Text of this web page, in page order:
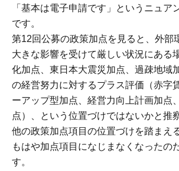
「基本は電子申請です」というニュア
です。
第12回公募の政策加点を見ると、外部
大きな影響を受けて厳しい状況にある
化加点、東日本大震災加点、過疎地域
の経営努力に対するプラス評価（赤字
ーアップ型加点、経営力向上計画加点
点）、という位置づけではないかと推
他の政策加点項目の位置づけを踏まえ
もはや加点項目になじまなくなったの
す。